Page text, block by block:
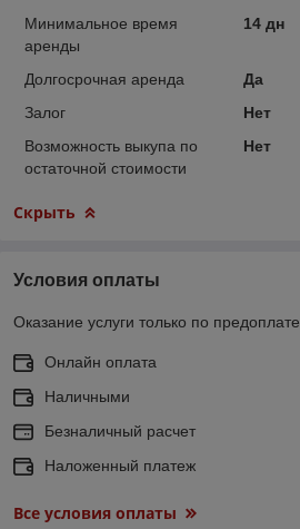
Минимальное время
аренды
14 дн
Долгосрочная аренда
Да
Залог
Нет
Возможность выкупа по
остаточной стоимости
Нет
Скрыть
Условия оплаты
Оказание услуги только по предоплате.
Онлайн оплата
Наличными
Безналичный расчет
Наложенный платеж
Все условия оплаты